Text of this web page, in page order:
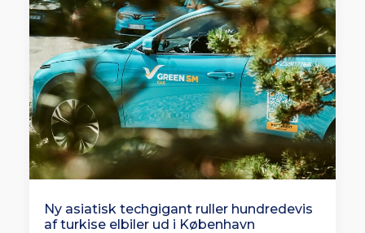
Ny asiatisk techgigant ruller hundredevis
af turkise elbiler ud i København